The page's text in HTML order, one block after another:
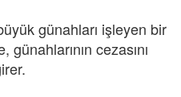
günahları işleyen bir
cezasını